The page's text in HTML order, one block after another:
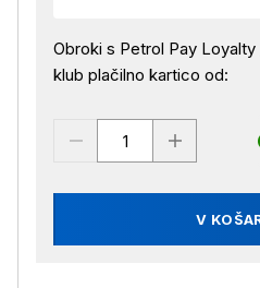
Obroki s Petrol Pay
klub plačilno kartico od:
V